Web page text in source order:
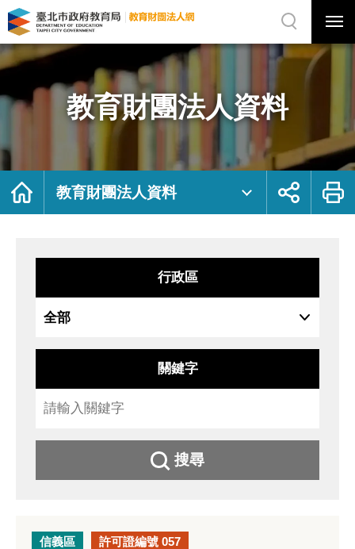
教
育
團
資
料
府
局
法
網
站
選
選
單
關
網
站
尋
教育財團法人資料
首
教育財團法人資料
展
鈕
列
行政區
關鍵字
搜尋
信義區 許可證編號 057